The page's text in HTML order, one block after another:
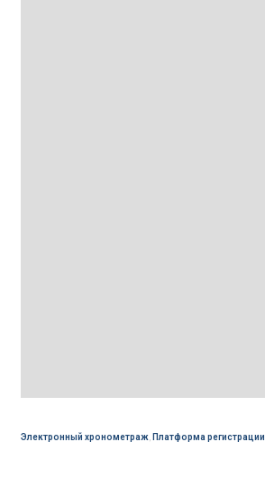
Электронный хронометраж, Платформа регистрации